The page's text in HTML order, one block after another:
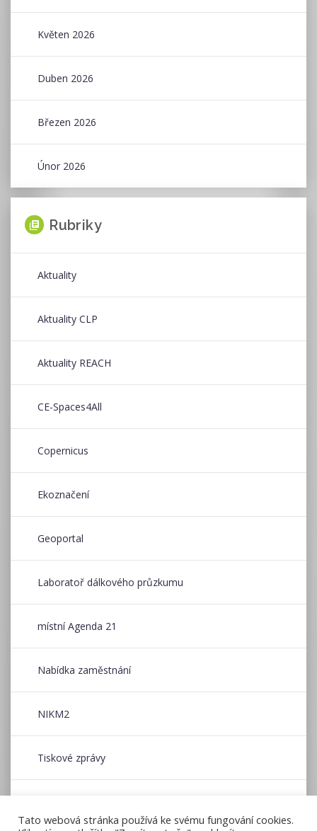
Květen 2026
Duben 2026
Březen 2026
Únor 2026
Rubriky
Aktuality
Aktuality CLP
Aktuality REACH
CE-Spaces4All
Copernicus
Ekoznačení
Geoportal
Laboratoř dálkového průzkumu
místní Agenda 21
Nabídka zaměstnání
NIKM2
Tiskové zprávy
Tato webová stránka používá ke svému fungování cookies.